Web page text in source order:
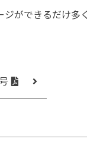
ができるだけ多